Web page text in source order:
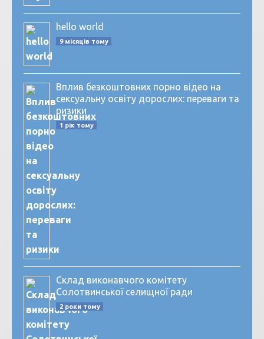
hello world
9 місяців тому
Вплив безкоштовних порно відео на
сексуальну освіту дорослих: переваги та
ризики
1 рік тому
Склад виконавчого комітету
Солотвинської селищної ради
2 роки тому